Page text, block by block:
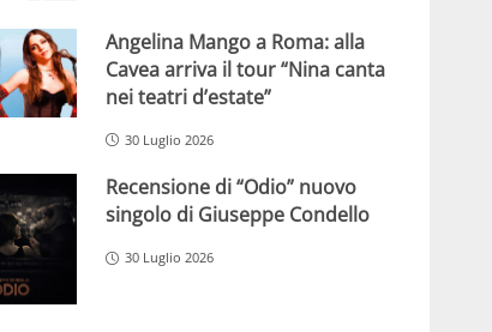
Angelina Mango a Roma: alla
Cavea arriva il tour “Nina canta
nei teatri d’estate”
30 Luglio 2026
Recensione di “Odio” nuovo
singolo di Giuseppe Condello
30 Luglio 2026